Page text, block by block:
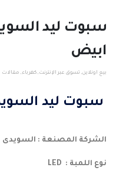
سبوت ليد
ابيض
بيع اونلاين, تسوق عبر الإنترنت , كهرباء , مقالات
سبوت ليد
الشركة المصنعة : السويدى
نوع اللمبة : LED